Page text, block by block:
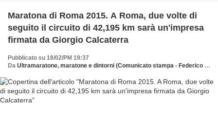
Maratona di Roma 2015. A Roma, due volte di
seguito il circuito di 42,195 km sarà un'impresa
firmata da Giorgio Calcaterra
Pubblicato su 18/02/PM 19:37
Da Ultramaratone, maratone e dintorni (Comunicato stampa - Federico Pasquali)